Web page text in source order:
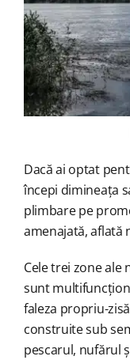
Dacă ai optat
începi dimineața
plimbare pe
amenajată, aflată
Cele trei zone ale
sunt
faleza propriu-
construite sub
pescarul, nufărul